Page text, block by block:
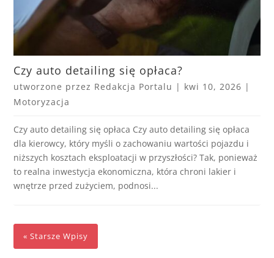
Czy auto detailing się opłaca?
utworzone przez Redakcja Portalu | kwi 10, 2026 |
Motoryzacja
Czy auto detailing się opłaca Czy auto detailing się opłaca
dla kierowcy, który myśli o zachowaniu wartości pojazdu i
niższych kosztach eksploatacji w przyszłości? Tak, ponieważ
to realna inwestycja ekonomiczna, która chroni lakier i
wnętrze przed zużyciem, podnosi...
« Starsze Wpisy